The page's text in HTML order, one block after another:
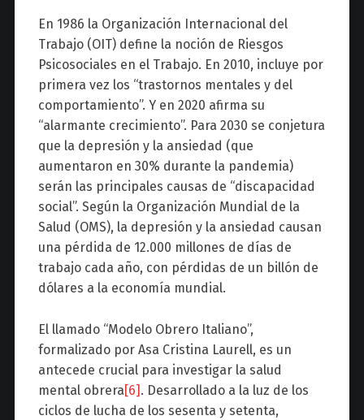
En 1986 la Organización Internacional del
Trabajo (OIT) define la noción de Riesgos
Psicosociales en el Trabajo. En 2010, incluye por
primera vez los “trastornos mentales y del
comportamiento”. Y en 2020 afirma su
“alarmante crecimiento”. Para 2030 se conjetura
que la depresión y la ansiedad (que
aumentaron en 30% durante la pandemia)
serán las principales causas de “discapacidad
social”. Según la Organización Mundial de la
Salud (OMS), la depresión y la ansiedad causan
una pérdida de 12.000 millones de días de
trabajo cada año, con pérdidas de un billón de
dólares a la economía mundial.
El llamado “Modelo Obrero Italiano”,
formalizado por Asa Cristina Laurell, es un
antecede crucial para investigar la salud
mental obrera [6] . Desarrollado a la luz de los
ciclos de lucha de los sesenta y setenta,